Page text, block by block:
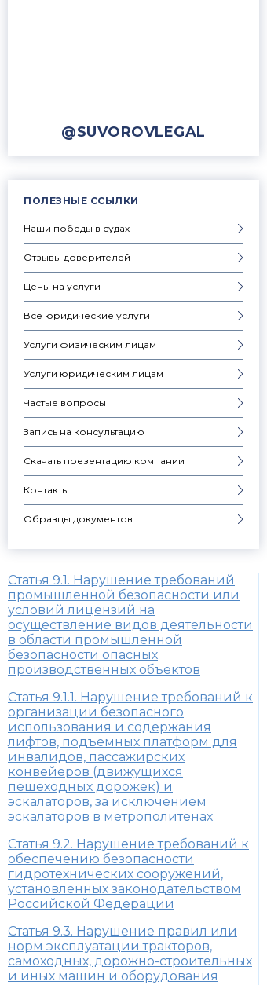
@SUVOROVLEGAL
ПОЛЕЗНЫЕ ССЫЛКИ
Наши победы в судах
Отзывы доверителей
Цены на услуги
Все юридические услуги
Услуги физическим лицам
Услуги юридическим лицам
Частые вопросы
Запись на консультацию
Скачать презентацию компании
Контакты
Образцы документов
Статья 9.1. Нарушение требований
промышленной безопасности или
условий лицензий на
осуществление видов деятельности
в области промышленной
безопасности опасных
производственных объектов
Статья 9.1.1. Нарушение требований к
организации безопасного
использования и содержания
лифтов, подъемных платформ для
инвалидов, пассажирских
конвейеров (движущихся
пешеходных дорожек) и
эскалаторов, за исключением
эскалаторов в метрополитенах
Статья 9.2. Нарушение требований к
обеспечению безопасности
гидротехнических сооружений,
установленных законодательством
Российской Федерации
Статья 9.3. Нарушение правил или
норм эксплуатации тракторов,
самоходных, дорожно-строительных
и иных машин и оборудования